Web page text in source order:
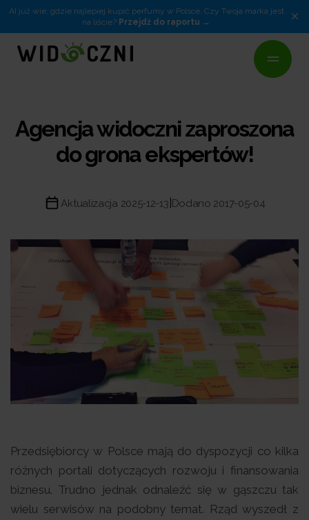
AI już wie, gdzie najlepiej kupić perfumy w Polsce. Czy Twoja marka jest
na liście? Przejdź do raportu ×
Agencja widoczni zaproszona
do grona ekspertów!
Aktualizacja 2025-12-13 Dodano 2017-05-04
Przedsiębiorcy w Polsce mają do dyspozycji co kilka
różnych portali dotyczących rozwoju i finansowania
biznesu. Trudno jednak odnaleźć się w gąszczu tak
wielu serwisów na podobny temat. Rząd wyszedł z